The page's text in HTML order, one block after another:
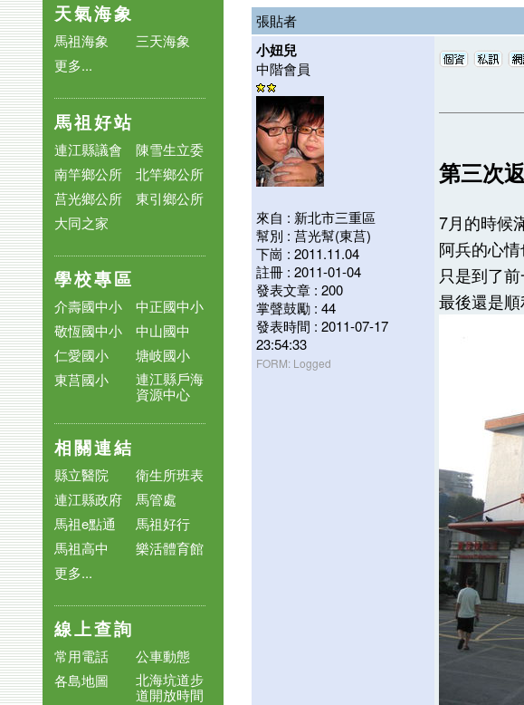
天氣海象
馬祖海象
三天海象
更多...
馬祖好站
連江縣議會
陳雪生立委
南竿鄉公所
北竿鄉公所
莒光鄉公所
東引鄉公所
大同之家
學校專區
介壽國中小
中正國中小
敬恆國中小
中山國中
仁愛國小
塘岐國小
東莒國小
連江縣戶海
資源中心
相關連結
縣立醫院
衛生所班表
連江縣政府
馬管處
馬祖e點通
馬祖好行
馬祖高中
樂活體育館
更多...
線上查詢
常用電話
公車動態
各島地圖
北海坑道步
道開放時間
張貼者
小妞兒
中階會員
來自 : 新北市三重區
幫別 : 莒光幫(東莒)
下崗 : 2011.11.04
註冊 : 2011-01-04
發表文章 : 200
掌聲鼓勵 : 44
發表時間 : 2011-07-17
23:54:33
FORM: Logged
第三次
7月的時候
阿兵的心
只是到了
最後還是